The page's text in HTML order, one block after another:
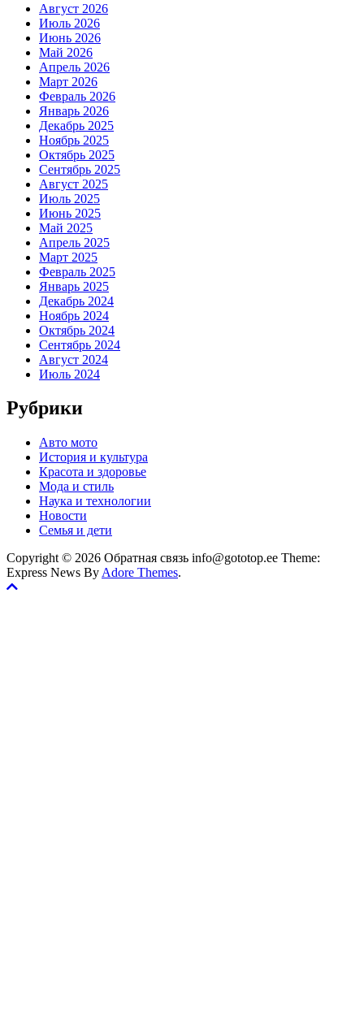
Август 2026
Июль 2026
Июнь 2026
Май 2026
Апрель 2026
Март 2026
Февраль 2026
Январь 2026
Декабрь 2025
Ноябрь 2025
Октябрь 2025
Сентябрь 2025
Август 2025
Июль 2025
Июнь 2025
Май 2025
Апрель 2025
Март 2025
Февраль 2025
Январь 2025
Декабрь 2024
Ноябрь 2024
Октябрь 2024
Сентябрь 2024
Август 2024
Июль 2024
Рубрики
Авто мото
История и культура
Красота и здоровье
Мода и стиль
Наука и технологии
Новости
Семья и дети
Copyright © 2026 Обратная связь info@gototop.ee Theme:
Express News By Adore Themes.